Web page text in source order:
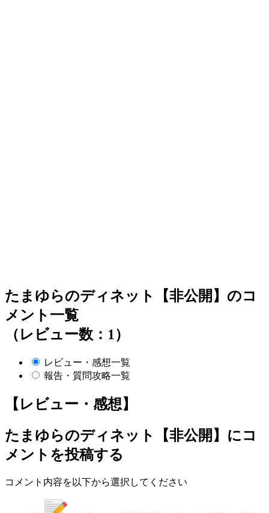
たまゆらのディネット【非公開】のコ
メント一覧
（レビュー数：1）
レビュー・感想一覧
報告・質問攻略一覧
【レビュー・感想】
たまゆらのディネット【非公開】 にコ
メントを投稿する
コメント内容を以下から選択してください